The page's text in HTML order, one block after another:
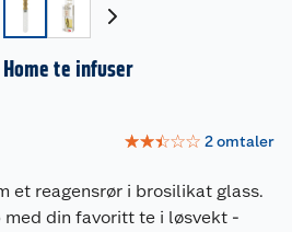
te infuser
☆☆☆☆☆ 2omtaler
et reagensrør i brosilikat glass.
med din favoritt te i løsvekt -